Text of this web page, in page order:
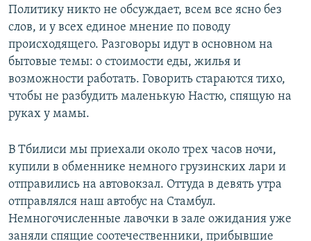
Политику никто не обсуждает, всем все ясно без
слов, и у всех единое мнение по поводу
происходящего. Разговоры идут в основном на
бытовые темы: о стоимости еды, жилья и
возможности работать. Говорить стараются тихо,
чтобы не разбудить маленькую Настю, спящую на
руках у мамы.
В Тбилиси мы приехали около трех часов ночи,
купили в обменнике немного грузинских лари и
отправились на автовокзал. Оттуда в девять утра
отправлялся наш автобус на Стамбул.
Немногочисленные лавочки в зале ожидания уже
заняли спящие соотечественники, прибывшие